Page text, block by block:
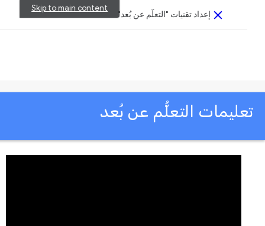
Skip to main content
إعداد تقنيات "التعلّم عن بُعد"
This activity is also available in English.
التعلُّم عن بُعد